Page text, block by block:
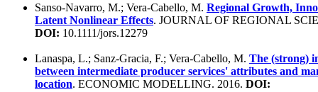
Sanso-Navarro, M.; Vera-Cabello, M. Regional Growth,
Latent Nonlinear Effects. JOURNAL OF REGIONAL
DOI: 10.1111/jors.12279
Lanaspa, L.; Sanz-Gracia, F.; Vera-Cabello, M. The (strong)
between intermediate producer services' attributes and
location. ECONOMIC MODELLING. 2016. DOI: